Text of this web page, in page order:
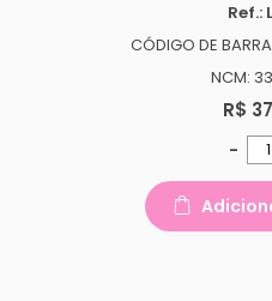
Ref.:
CÓDIGO DE
NCM:
R$
-